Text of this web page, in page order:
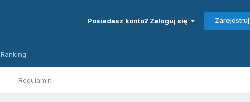
Posiadasz konto? Zaloguj się
Regulamin
Ranking